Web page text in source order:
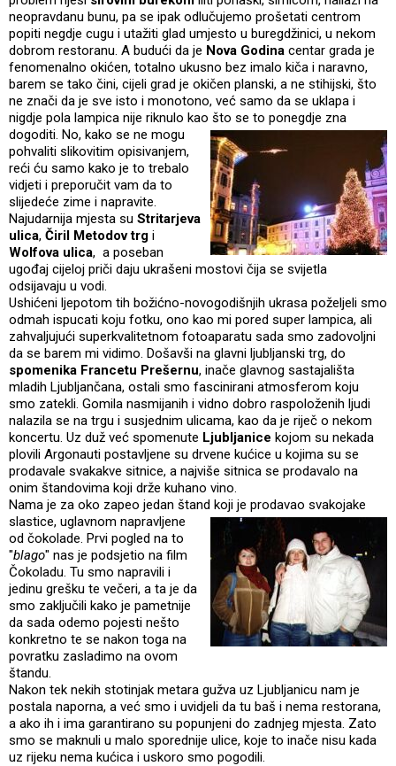
neopravdanu bunu, pa se ipak odlučujemo prošetati centrom
popiti negdje cugu i utažiti glad umjesto u buregdžinici, u nekom
dobrom restoranu. A budući da je Nova Godina centar grada je
fenomenalno okićen, totalno ukusno bez imalo kiča i naravno,
barem se tako čini, cijeli grad je okičen planski, a ne stihijski, što
ne znači da je sve isto i monotono, već samo da se uklapa i
nigdje pola lampica nije riknulo kao što se to ponegdje zna
dogoditi. No, kako se ne mogu
pohvaliti slikovitim opisivanjem,
reći ću samo kako je to trebalo
vidjeti i preporučit vam da to
slijedeće zime i napravite.
Najudarnija mjesta su Stritarjeva
ulica, Čiril Metodov trg i
Wolfova ulica, a poseban
ugođaj cijeloj priči daju ukrašeni mostovi čija se svijetla
odsijavaju u vodi.
Ushićeni ljepotom tih božićno-novogodišnjih ukrasa poželjeli smo
odmah ispucati koju fotku, ono kao mi pored super lampica, ali
zahvaljujući superkvalitetnom fotoaparatu sada smo zadovoljni
da se barem mi vidimo. Došavši na glavni ljubljanski trg, do
spomenika Francetu Prešernu, inače glavnog sastajališta
mladih Ljubljančana, ostali smo fascinirani atmosferom koju
smo zatekli. Gomila nasmijanih i vidno dobro raspoloženih ljudi
nalazila se na trgu i susjednim ulicama, kao da je riječ o nekom
koncertu. Uz duž već spomenute Ljubljanice kojom su nekada
plovili Argonauti postavljene su drvene kućice u kojima su se
prodavale svakakve sitnice, a najviše sitnica se prodavalo na
onim štandovima koji drže kuhano vino.
Nama je za oko zapeo jedan štand koji je prodavao svakojake
slastice, uglavnom napravljene
od čokolade. Prvi pogled na to
"blago" nas je podsjetio na film
Čokoladu. Tu smo napravili i
jedinu grešku te večeri, a ta je da
smo zaključili kako je pametnije
da sada odemo pojesti nešto
konkretno te se nakon toga na
povratku zasladimo na ovom
štandu.
Nakon tek nekih stotinjak metara gužva uz Ljubljanicu nam je
postala naporna, a već smo i uvidjeli da tu baš i nema restorana,
a ako ih i ima garantirano su popunjeni do zadnjeg mjesta. Zato
smo se maknuli u malo sporednije ulice, koje to inače nisu kada
uz rijeku nema kućica i uskoro smo pogodili.